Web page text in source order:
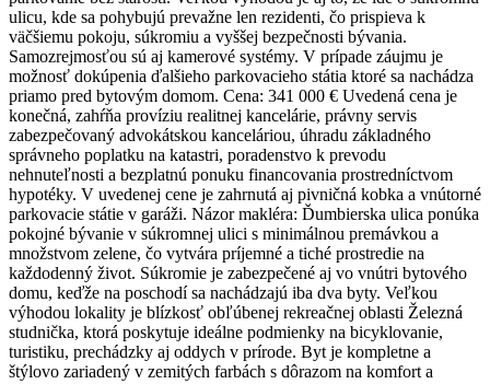
ulicu, kde sa pohybujú prevažne len rezidenti, čo prispieva k
väčšiemu pokoju, súkromiu a vyššej bezpečnosti bývania.
Samozrejmosťou sú aj kamerové systémy. V prípade záujmu je
možnosť dokúpenia ďalšieho parkovacieho státia ktoré sa nachádza
priamo pred bytovým domom. Cena: 341 000 € Uvedená cena je
konečná, zahŕňa províziu realitnej kancelárie, právny servis
zabezpečovaný advokátskou kanceláriou, úhradu základného
správneho poplatku na katastri, poradenstvo k prevodu
nehnuteľnosti a bezplatnú ponuku financovania prostredníctvom
hypotéky. V uvedenej cene je zahrnutá aj pivničná kobka a vnútorné
parkovacie státie v garáži. Názor makléra: Ďumbierska ulica ponúka
pokojné bývanie v súkromnej ulici s minimálnou premávkou a
množstvom zelene, čo vytvára príjemné a tiché prostredie na
každodenný život. Súkromie je zabezpečené aj vo vnútri bytového
domu, keďže na poschodí sa nachádzajú iba dva byty. Veľkou
výhodou lokality je blízkosť obľúbenej rekreačnej oblasti Železná
studnička, ktorá poskytuje ideálne podmienky na bicyklovanie,
turistiku, prechádzky aj oddych v prírode. Byt je kompletne a
štýlovo zariadený v zemitých farbách s dôrazom na komfort a